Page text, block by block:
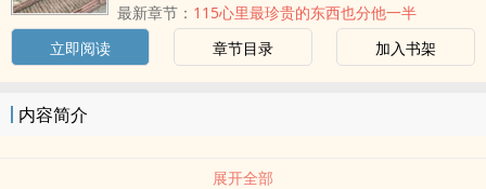
最新章节： 115心里最珍贵的东西也分他一半
立即阅读
章节目录 加入书架
内容简介
展开全部